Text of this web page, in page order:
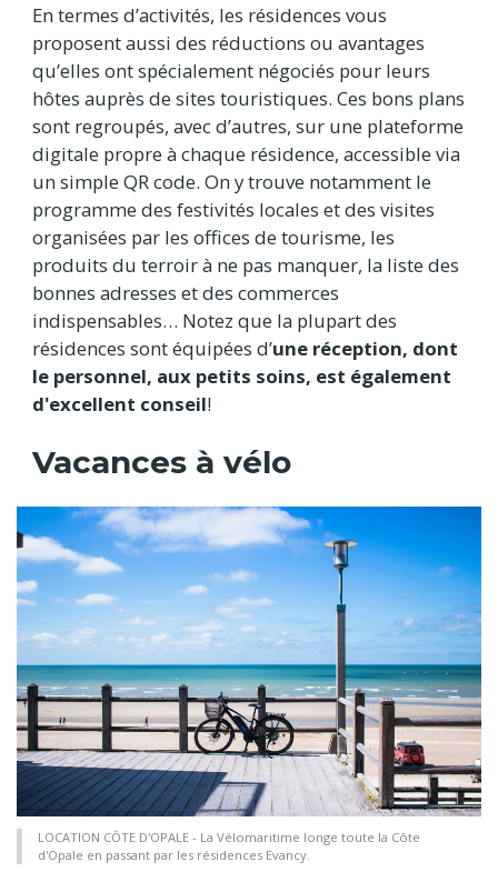
En termes d’activités, les résidences vous
proposent aussi des réductions ou avantages
qu’elles ont spécialement négociés pour leurs
hôtes auprès de sites touristiques. Ces bons plans
sont regroupés, avec d’autres, sur une plateforme
digitale propre à chaque résidence, accessible via
un simple QR code. On y trouve notamment le
programme des festivités locales et des visites
organisées par les offices de tourisme, les
produits du terroir à ne pas manquer, la liste des
bonnes adresses et des commerces
indispensables… Notez que la plupart des
résidences sont équipées d’une réception, dont
le personnel, aux petits soins, est également
d'excellent conseil!
Vacances à vélo
LOCATION CÔTE D'OPALE - La Vélomaritime longe toute la Côte
d'Opale en passant par les résidences Evancy.